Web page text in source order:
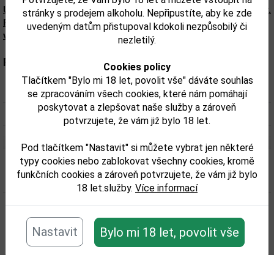
stránky s prodejem alkoholu. Nepřipustíte, aby ke zde
uvedeným datům přistupoval kdokoli nezpůsobilý či
nezletilý.
Cookies policy
Tlačítkem "Bylo mi 18 let, povolit vše" dáváte souhlas
se zpracováním všech cookies, které nám pomáhají
poskytovat a zlepšovat naše služby a zároveň
potvrzujete, že vám již bylo 18 let.
Pod tlačítkem "Nastavit" si můžete vybrat jen některé
typy cookies nebo zablokovat všechny cookies, kromě
funkčních cookies a zároveň potvrzujete, že vám již bylo
18 let.služby. Více informací
Nastavit Bylo mi 18 let, povolit vše
Upozorňujeme, že tento produkt může obsahovat alergeny.
Přesné složení a alergeny jsou k dispozici na obalu
výrobku. Zkontrolujte prosím před konzumací.
Parametry:
Obsah alkoholu obj. %: 40
Objem obalu (L): 0,7
Související zboží